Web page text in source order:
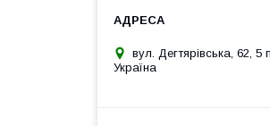
вул. Дегтярівська, 62, 5
Україна